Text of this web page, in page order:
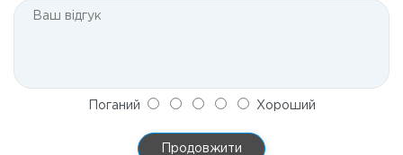
Поганий Хороший
Продовжити